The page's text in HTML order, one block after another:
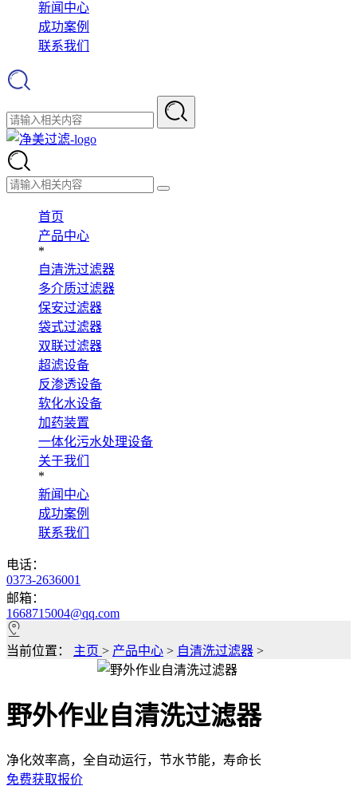
新闻中心
成功案例
联系我们
首页
产品中心
*
自清洗过滤器
多介质过滤器
保安过滤器
袋式过滤器
双联过滤器
超滤设备
反渗透设备
软化水设备
加药装置
一体化污水处理设备
关于我们
*
新闻中心
成功案例
联系我们
电话：
0373-2636001
邮箱：
1668715004@qq.com
当前位置： 主页 > 产品中心 > 自清洗过滤器 >
野外作业自清洗过滤器
净化效率高，全自动运行，节水节能，寿命长
免费获取报价